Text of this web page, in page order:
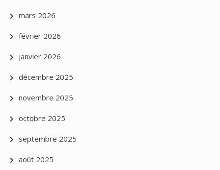
mars 2026
février 2026
janvier 2026
décembre 2025
novembre 2025
octobre 2025
septembre 2025
août 2025